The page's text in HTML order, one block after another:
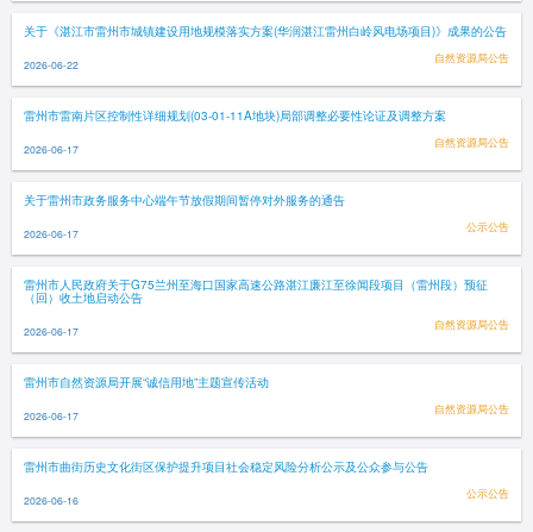
关于《湛江市雷州市城镇建设用地规模落实方案(华润湛江雷州白岭风电场项目)》成果的公告
2026-06-22 自然资源局公告
雷州市雷南片区控制性详细规划(03-01-11A地块)局部调整必要性论证及调整方案
2026-06-17 自然资源局公告
关于雷州市政务服务中心端午节放假期间暂停对外服务的通告
2026-06-17 公示公告
雷州市人民政府关于G75兰州至海口国家高速公路湛江廉江至徐闻段项目（雷州段）预征
（回）收土地启动公告
2026-06-17 自然资源局公告
雷州市自然资源局开展“诚信用地”主题宣传活动
2026-06-17 自然资源局公告
雷州市曲街历史文化街区保护提升项目社会稳定风险分析公示及公众参与公告
2026-06-16 公示公告